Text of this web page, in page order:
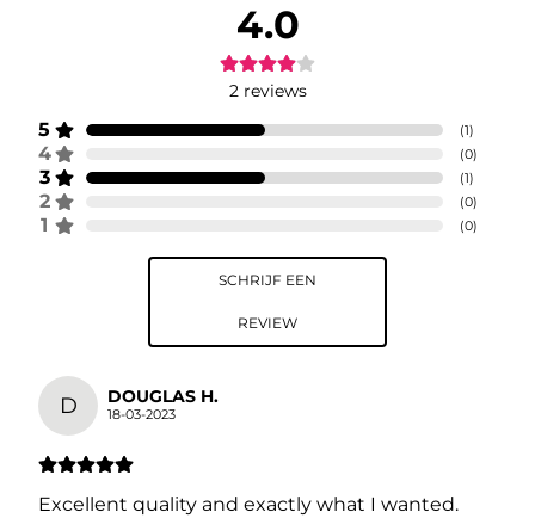
4.0
2 reviews
5 (1)
4 (0)
3 (1)
2 (0)
1 (0)
SCHRIJF EEN
REVIEW
D DOUGLAS H.
18-03-2023
Excellent quality and exactly what I wanted.